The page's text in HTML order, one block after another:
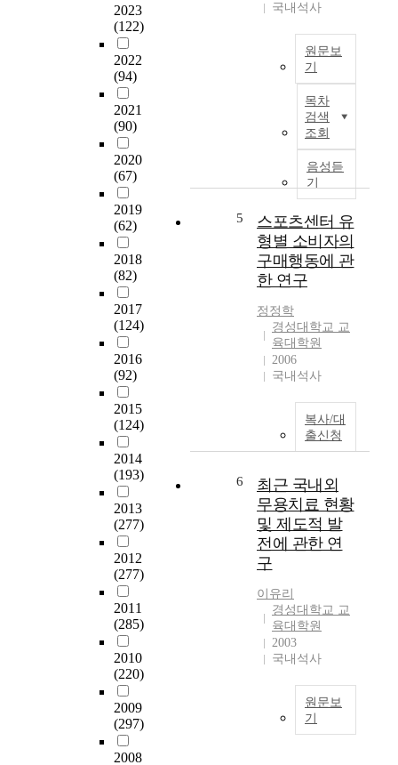
2023
(122)
2022
(94)
2021
(90)
2020
(67)
2019
(62)
2018
(82)
2017
(124)
2016
(92)
2015
(124)
2014
(193)
2013
(277)
2012
(277)
2011
(285)
2010
(220)
2009
(297)
2008
국내석사
원문보
기
목차
검색
조회
음성듣
기
5
스포츠센터 유
형별 소비자의
구매행동에 관
한 연구
정정학
경성대학교 교
육대학원
2006
국내석사
복사/대
출신청
6
최근 국내외
무용치료 현황
및 제도적 발
전에 관한 연
구
이유리
경성대학교 교
육대학원
2003
국내석사
원문보
기